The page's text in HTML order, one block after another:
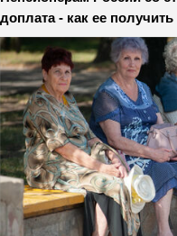
доплата - как ее получить